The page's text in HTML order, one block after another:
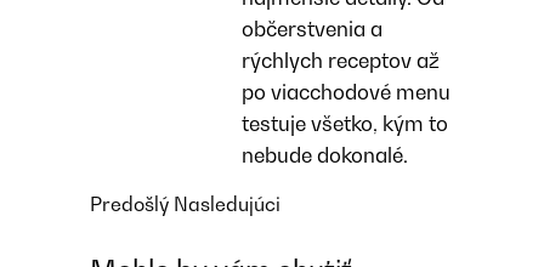
občerstvenia a
rýchlych receptov až
po viacchodové menu
testuje všetko, kým to
nebude dokonalé.
Predošlý Nasledujúci